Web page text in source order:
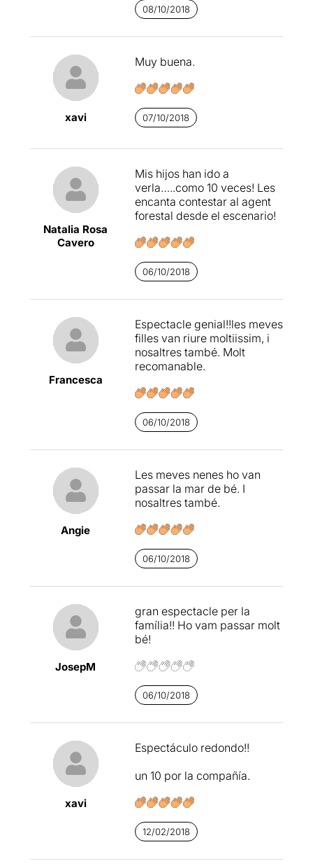
08/10/2018
xavi
Muy buena.
07/10/2018
Natalia Rosa
Cavero
Mis hijos han ido a
verla…..como 10 veces! Les
encanta contestar al agent
forestal desde el escenario!
06/10/2018
Francesca
Espectacle genial!!les meves
filles van riure moltiissim, i
nosaltres també. Molt
recomanable.
06/10/2018
Angie
Les meves nenes ho van
passar la mar de bé. I
nosaltres també.
06/10/2018
JosepM
gran espectacle per la
família!! Ho vam passar molt
bé!
06/10/2018
xavi
Espectáculo redondo!!
un 10 por la compañía.
12/02/2018